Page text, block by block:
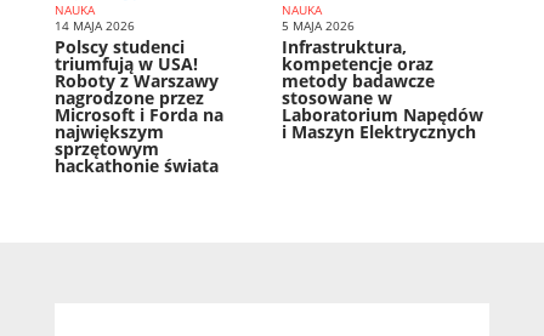
NAUKA
14 MAJA 2026
Polscy studenci
triumfują w USA!
Roboty z Warszawy
nagrodzone przez
Microsoft i Forda na
największym
sprzętowym
hackathonie świata
NAUKA
5 MAJA 2026
Infrastruktura,
kompetencje oraz
metody badawcze
stosowane w
Laboratorium Napędów
i Maszyn Elektrycznych